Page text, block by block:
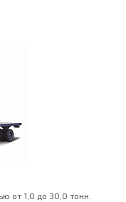
от 1,0 до 30,0 тонн.